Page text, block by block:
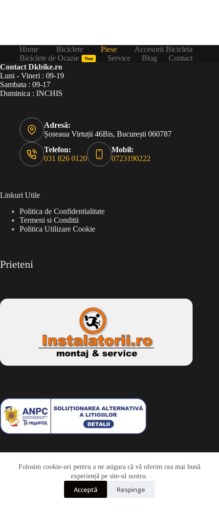
Folosim cookie-uri pentru a ne asigura că vă oferim cea mai bună
experiență pe site-ul nostru.
Acceptă Respinge
Home Biciclete Piese
Accesorii Bicicleta
Biciclete de Ocazie
Nou Service Blog
Contact
Contact Dkbike.ro
Luni - Vineri : 09-19
Sambata : 09-17
Duminica : INCHIS
Adresă:
Șoseaua Virtuții 46Bis, București 060787
Telefon:
031 826 0120
Mobil:
0723190222
Linkuri Utile
Politica de Confidentialitate
Termeni si Conditii
Politica Utilizare Cookie
Prieteni
Drepturi de autor © 2026 - Dkbike.ropowered by